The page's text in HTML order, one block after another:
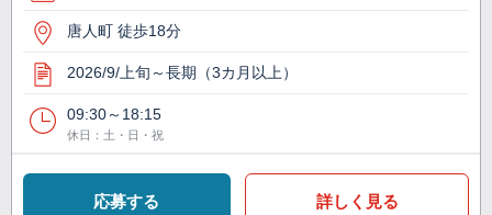
唐人町 徒歩18分
2026/9/上旬～長期（3カ月以上）
09:30～18:15
休日：土・日・祝
応募する 詳しく見る